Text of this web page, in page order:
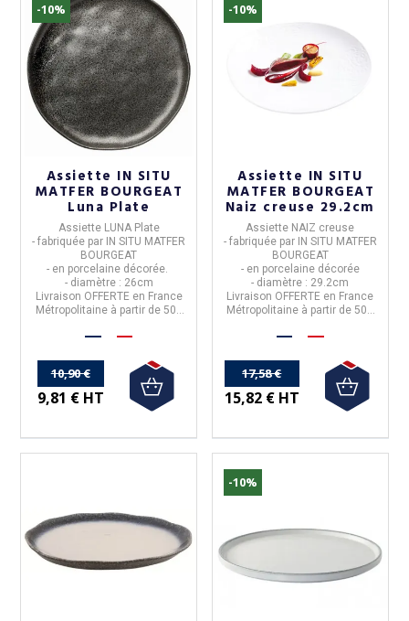
-10%
Assiette IN SITU
MATFER BOURGEAT
Luna Plate
Assiette LUNA Plate
- fabriquée par IN SITU MATFER
BOURGEAT
- en porcelaine décorée.
- diamètre : 26cm
Livraison OFFERTE en France
Métropolitaine à partir de 50€
10,90 €
9,81 € HT
-10%
Assiette IN SITU
MATFER BOURGEAT
Naiz creuse 29.2cm
Assiette NAIZ creuse
- fabriquée par IN SITU MATFER
BOURGEAT
- en porcelaine décorée
- diamètre : 29.2cm
Livraison OFFERTE en France
Métropolitaine à partir de 50€
17,58 €
15,82 € HT
-10%